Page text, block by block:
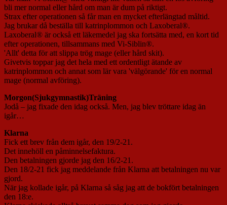
bli mer normal eller hård om man är dum på riktigt.
Strax efter operationen så får man en mycket efterlängtad måltid.
Jag brukar då beställa till katrinplommon och Laxoberal®.
Laxoberal® är också ett läkemedel jag ska fortsätta med, en kort tid
efter operationen, tillsammans med Vi-Siblin®.
'Allt' detta för att slippa trög mage (eller hård skit).
Givetvis toppar jag det hela med ett ordentligt ätande av
katrinplommon och annat som lär vara 'välgörande' för en normal
mage (normal avföring).
Morgon(Sjukgymnastik)Träning
Jodå – jag fixade den idag också. Men, jag blev tröttare idag än
igår…
Klarna
Fick ett brev från dem igår, den 19/2-21.
Det innehöll en påminnelsefaktura.
Den betalningen gjorde jag den 16/2-21.
Den 18/2-21 fick jag meddelande från Klarna att betalningen nu var
gjord.
När jag kollade igår, på Klarna så såg jag att de bokfört betalningen
den 18:e.